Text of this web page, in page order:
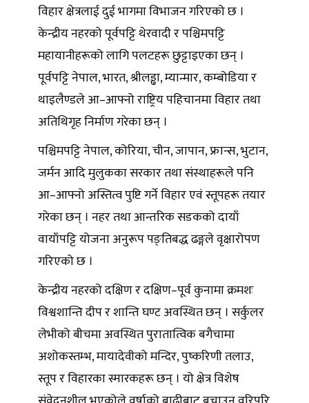
विहार क्षेत्रलाई दुई भागमा विभाजन गरिएको छ ।
केन्द्रीय नहरको पूर्वपट्टि थेरवादी र पश्चिमपट्टि
महायानीहरूको लागि पलटहरू छुट्टाइएका छन् ।
पूर्वपट्टि नेपाल, भारत, श्रीलड्ढा, म्यान्मार, कम्बोडिया र
थाइलैण्डले आ–आफ्नो राष्ट्रिय पहिचानमा विहार तथा
अतिथिगृह निर्माण गरेका छन् ।
पश्चिमपट्टि नेपाल, कोरिया, चीन, जापान, फ्रान्स, भुटान,
जर्मन आदि मुलुकका सरकार तथा संस्थाहरूले पनि
आ–आफ्नो अस्तित्व पुष्टि गर्ने विहार एवं स्तूपहरू तयार
गरेका छन् । नहर तथा आन्तरिक सडकको दायाँ
वायाँपट्टि योजना अनुरूप पङ्तिबद्ध ढङ्गले वृक्षारोपण
गरिएको छ ।
केन्द्रीय नहरको दक्षिण र दक्षिण–पूर्व कुनामा क्रमशः
विश्वशान्ति दीप र शान्ति घण्ट अवस्थित छन् । सर्कुलर
लेभीको बीचमा अवस्थित पुरातात्विक बगैचामा
अशोकस्तम्भ, मायादेवीको मन्दिर, पुष्करिणी तलाउ,
स्तूप र विहारका स्मारकहरू छन् । यो क्षेत्र विशेष